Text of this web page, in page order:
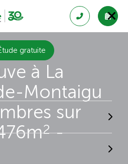
gratuite
à La
Montaigu
sur
2-